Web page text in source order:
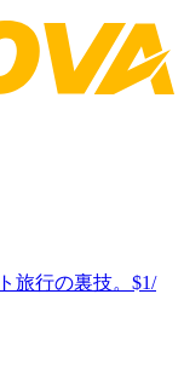
旅行の裏技。$1/